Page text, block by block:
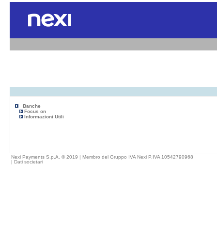
Banche
Focus on
Informazioni Utili
Nexi Payments S.p.A. © 2019 | Membro del Gruppo IVA Nexi P.IVA 10542790968
| Dati societari